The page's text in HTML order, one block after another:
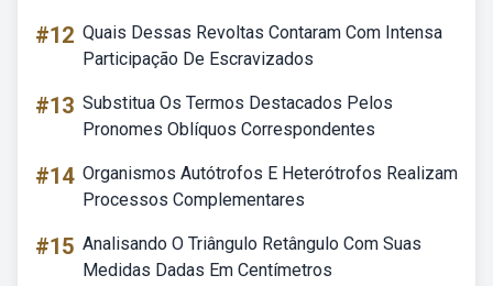
#12 Quais Dessas Revoltas Contaram Com Intensa
Participação De Escravizados
#13 Substitua Os Termos Destacados Pelos
Pronomes Oblíquos Correspondentes
#14 Organismos Autótrofos E Heterótrofos Realizam
Processos Complementares
#15 Analisando O Triângulo Retângulo Com Suas
Medidas Dadas Em Centímetros